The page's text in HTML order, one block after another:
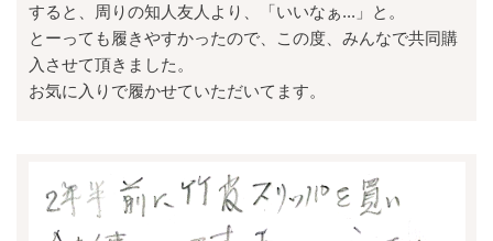
すると、周りの知人友人より、「いいなぁ...」と。
とーっても履きやすかったので、この度、みんなで共同購
入させて頂きました。
お気に入りで履かせていただいてます。